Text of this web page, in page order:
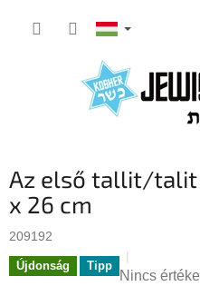
Az első tallit/talit
x 26 cm
209192
Újdonság Tipp
A
Nincs